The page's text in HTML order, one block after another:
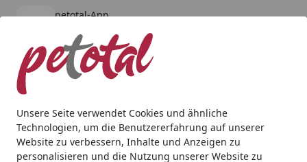
Unsere Seite verwendet Cookies und ähnliche
Technologien, um die Benutzererfahrung auf unserer
Website zu verbessern, Inhalte und Anzeigen zu
personalisieren und die Nutzung unserer Website zu
petotal-App
kostenlos - Im App Store
Alle Produkte
Mein Konto
Suchen
Startseite
Hund Hundenäpfe & Co Wolters Gohan Doppelnapf -